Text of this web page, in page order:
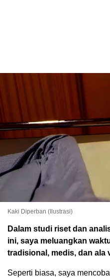
Kaki Diperban (Ilustrasi)
Dalam studi riset dan
ini, saya meluangkan
tradisional, medis, dan ala
Seperti biasa, saya